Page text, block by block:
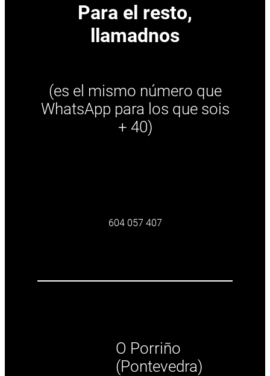
Para el resto,
llamadnos
(es el mismo número que
WhatsApp para los que sois
+ 40)
604 057 407
O Porriño
(Pontevedra)